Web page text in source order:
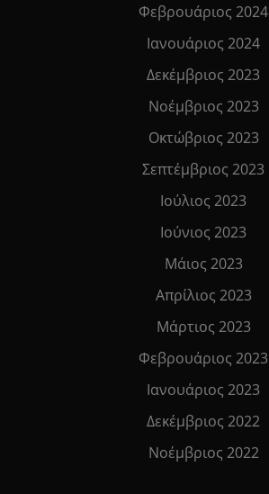
Φεβρουάριος 2024
Ιανουάριος 2024
Δεκέμβριος 2023
Νοέμβριος 2023
Οκτώβριος 2023
Σεπτέμβριος 2023
Ιούλιος 2023
Ιούνιος 2023
Μάιος 2023
Απρίλιος 2023
Μάρτιος 2023
Φεβρουάριος 2023
Ιανουάριος 2023
Δεκέμβριος 2022
Νοέμβριος 2022